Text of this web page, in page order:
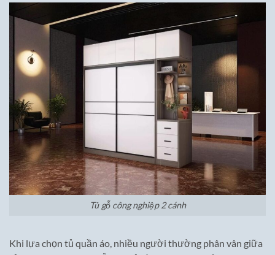
Tủ gỗ công nghiệp 2 cánh
Khi lựa chọn tủ quần áo, nhiều người thường phân vân giữa